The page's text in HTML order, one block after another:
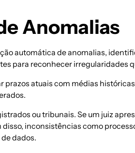
Anomalias
automática de anomalias,
para reconhecer irregularidades
atuais com médias
ou tribunais. Se um juiz
inconsistências como
dados.